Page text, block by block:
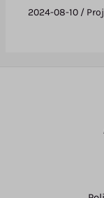
2024-08-10 /